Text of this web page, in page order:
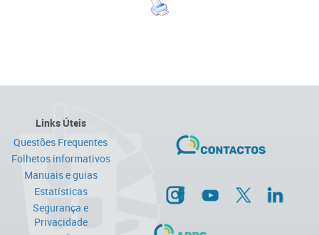
Links Úteis
Questões Frequentes
Folhetos informativos
Manuais e guias
Estatísticas
Segurança e
Privacidade